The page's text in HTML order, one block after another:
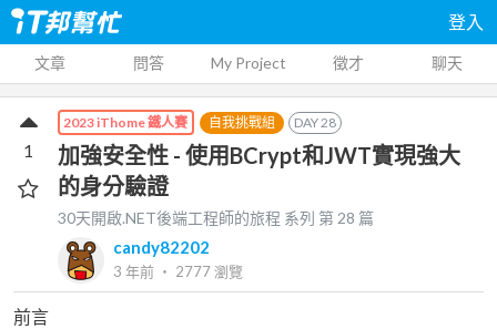
登入
文章 問答 My Project 徵才 聊天
2023 iThome 鐵人賽 自我挑戰組 DAY28
加強安全性 - 使用BCrypt和JWT實現強大
的身分驗證
30天開啟.NET後端工程師的旅程 系列 第28 篇
candy82202
3 年前 ‧ 2777瀏覽
1
前言